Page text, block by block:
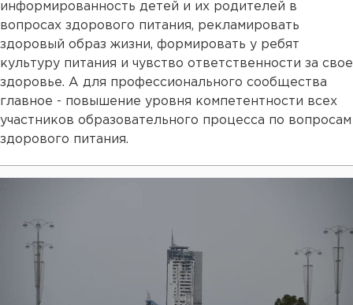
информированность детей и их родителей в
вопросах здорового питания, рекламировать
здоровый образ жизни, формировать у ребят
культуру питания и чувство ответственности за свое
здоровье. А для профессионального сообщества
главное - повышение уровня компетентности всех
участников образовательного процесса по вопросам
здорового питания.